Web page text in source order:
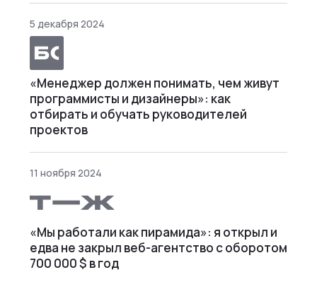
5 декабря 2024
«Менеджер должен понимать, чем живут
программисты и дизайнеры»: как
отбирать и обучать руководителей
проектов
11 ноября 2024
«Мы работали как пирамида»: я открыл и
едва не закрыл веб⁠-⁠агентство с оборотом
700 000 $ в год